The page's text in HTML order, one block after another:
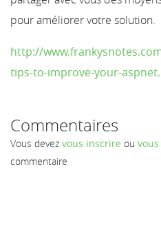
pour améliorer votre solution.
http://
tips-to-improve-your-
Commentaires
Vous devez vous inscrire ou
commentaire